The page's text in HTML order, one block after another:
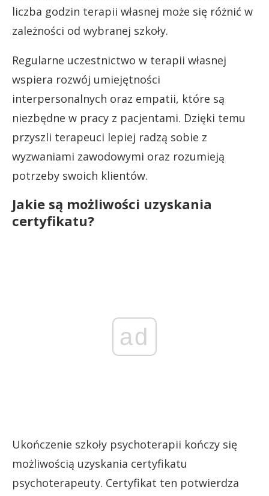
liczba godzin terapii własnej może się różnić w
zależności od wybranej szkoły.
Regularne uczestnictwo w terapii własnej
wspiera rozwój umiejętności
interpersonalnych oraz empatii, które są
niezbędne w pracy z pacjentami. Dzięki temu
przyszli terapeuci lepiej radzą sobie z
wyzwaniami zawodowymi oraz rozumieją
potrzeby swoich klientów.
Jakie są możliwości uzyskania
certyfikatu?
ad
Ukończenie szkoły psychoterapii kończy się
możliwością uzyskania certyfikatu
psychoterapeuty. Certyfikat ten potwierdza